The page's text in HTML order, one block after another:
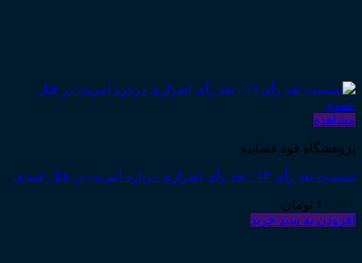
مشاهده
پژوهشگاه قوه قضاییه
نشست نقد رأی ۱۳ ـ نقد رأی اصراری درباره آمریت در قتل عمدی
۱۰,۰۰۰ تومان
افزودن به سبد خرید